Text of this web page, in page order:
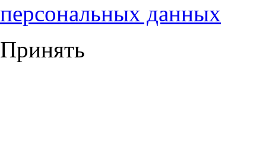
персональных данных
Принять